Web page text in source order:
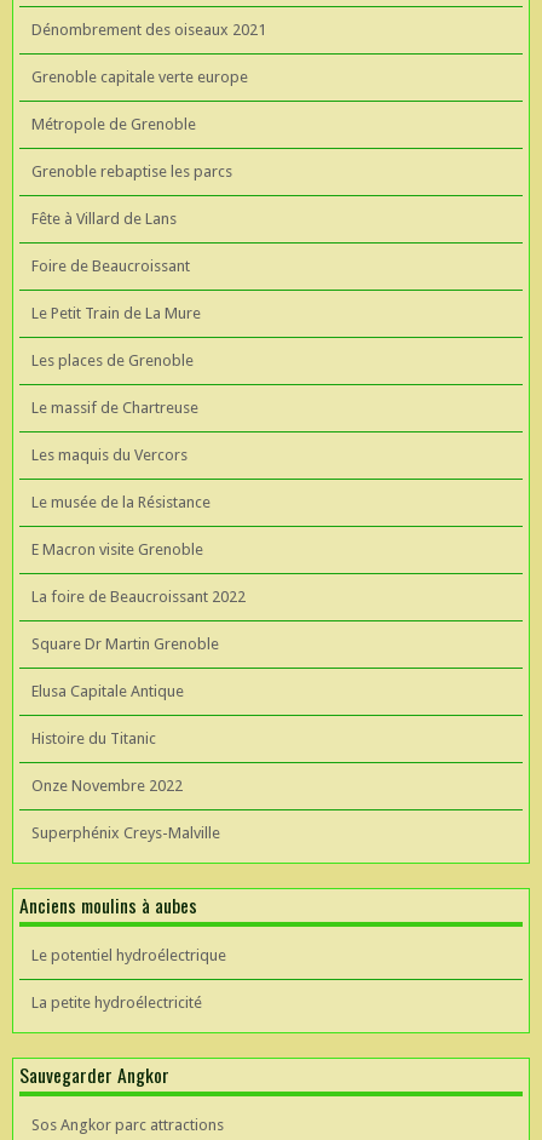
Dénombrement des oiseaux 2021
Grenoble capitale verte europe
Métropole de Grenoble
Grenoble rebaptise les parcs
Fête à Villard de Lans
Foire de Beaucroissant
Le Petit Train de La Mure
Les places de Grenoble
Le massif de Chartreuse
Les maquis du Vercors
Le musée de la Résistance
E Macron visite Grenoble
La foire de Beaucroissant 2022
Square Dr Martin Grenoble
Elusa Capitale Antique
Histoire du Titanic
Onze Novembre 2022
Superphénix Creys-Malville
Anciens moulins à aubes
Le potentiel hydroélectrique
La petite hydroélectricité
Sauvegarder Angkor
Sos Angkor parc attractions